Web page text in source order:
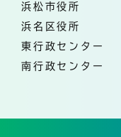
浜松市役所
浜名区役所
東行政センター
南行政センター